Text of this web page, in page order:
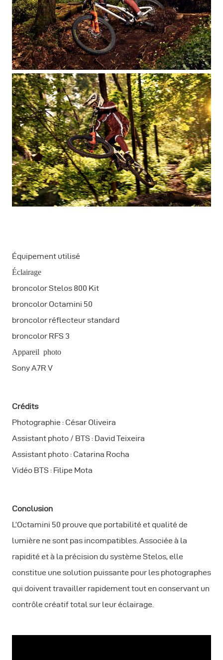
Équipement utilisé
Éclairage
broncolor Stelos 800 Kit
broncolor Octamini 50
broncolor réflecteur standard
broncolor RFS 3
Appareil photo
Sony A7R V
Crédits
Photographie : César Oliveira
Assistant photo / BTS : David Teixeira
Assistant photo : Catarina Rocha
Vidéo BTS : Filipe Mota
Conclusion
L’Octamini 50 prouve que portabilité et qualité de
lumière ne sont pas incompatibles. Associée à la
rapidité et à la précision du système Stelos, elle
constitue une solution puissante pour les photographes
qui doivent travailler rapidement tout en conservant un
contrôle créatif total sur leur éclairage.